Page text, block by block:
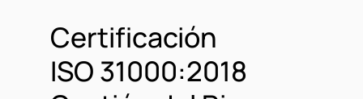
Certificación
ISO 31000:2018